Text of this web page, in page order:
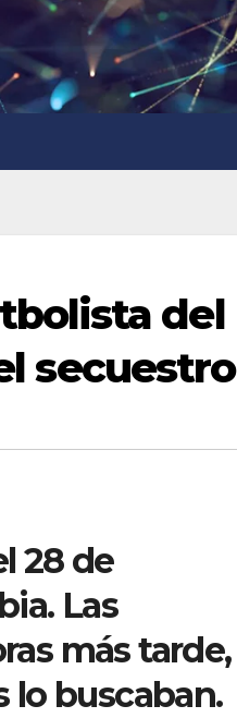
del
secuestro
28 de
Las
más tarde,
lo buscaban.